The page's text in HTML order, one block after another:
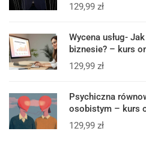
129,99 zł
Wycena usług-
biznesie? – kurs
129,99 zł
Psychiczna
osobistym – kurs
129,99 zł